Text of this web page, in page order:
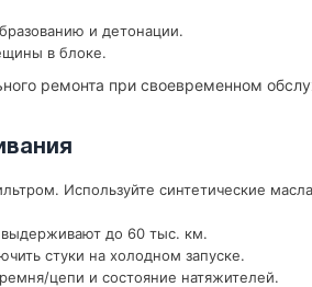
и детонации.
в блоке.
ремонта при своевременном
Используйте синтетические
до 60 тыс. км.
стуки на холодном запуске.
цепи и состояние натяжителей.